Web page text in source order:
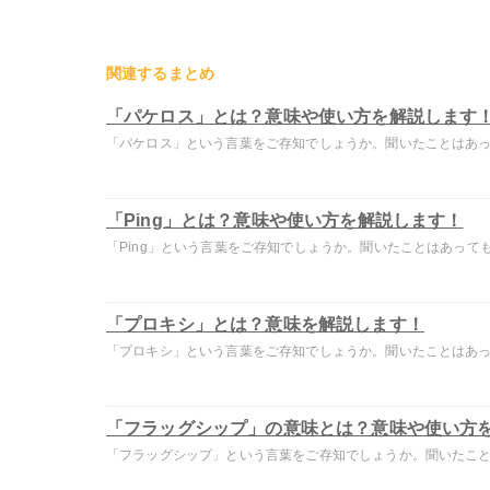
関連するまとめ
「パケロス」とは？意味や使い方を解説します！
「パケロス」という言葉をご存知でしょうか。聞いたことはあ
「Ping」とは？意味や使い方を解説します！
「Ping」という言葉をご存知でしょうか。聞いたことはあって
「プロキシ」とは？意味を解説します！
「プロキシ」という言葉をご存知でしょうか。聞いたことはあ
「フラッグシップ」の意味とは？意味や使い方
「フラッグシップ」という言葉をご存知でしょうか。聞いたこ